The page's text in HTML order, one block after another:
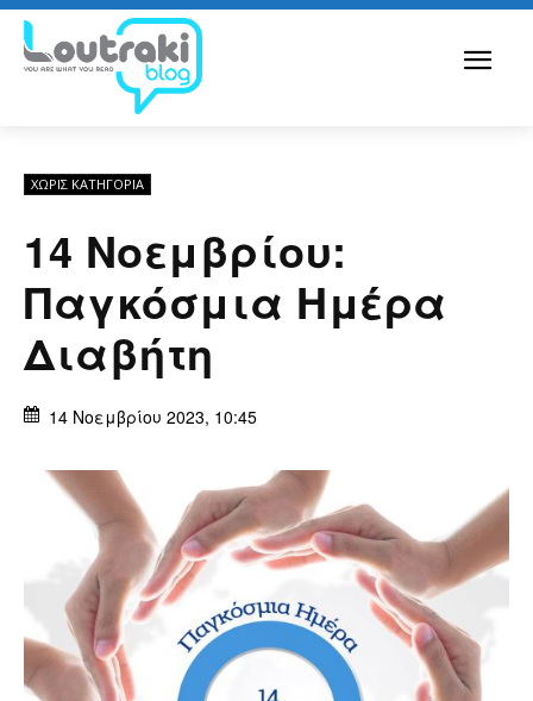
ΧΩΡΊΣ ΚΑΤΗΓΟΡΊΑ
14 Νοεμβρίου:
Παγκόσμια Ημέρα
Διαβήτη
14 Νοεμβρίου 2023, 10:45